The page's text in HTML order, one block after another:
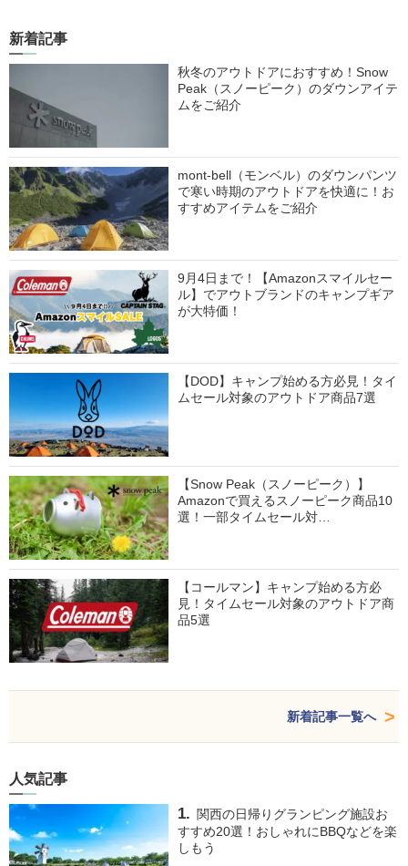
新着記事
秋冬のアウトドアにおすすめ！Snow
Peak（スノーピーク）のダウンアイテ
ムをご紹介
mont-bell（モンベル）のダウンパンツ
で寒い時期のアウトドアを快適に！お
すすめアイテムをご紹介
9月4日まで！【Amazonスマイルセー
ル】でアウトブランドのキャンプギア
が大特価！
【DOD】キャンプ始める方必見！タイ
ムセール対象のアウトドア商品7選
【Snow Peak（スノーピーク）】
Amazonで買えるスノーピーク商品10
選！一部タイムセール対…
【コールマン】キャンプ始める方必
見！タイムセール対象のアウトドア商
品5選
新着記事一覧へ
人気記事
関西の日帰りグランピング施設お
すすめ20選！おしゃれにBBQなどを楽
しもう